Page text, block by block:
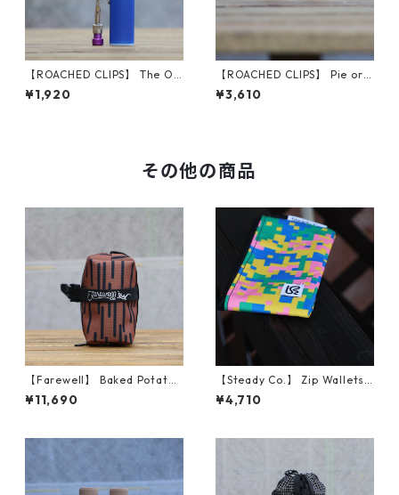
【ROACHED CLIPS】 The O.
G. (Purple)
¥1,920
【ROACHED CLIPS】 Pie or
Die Caps
¥3,610
その他の商品
【Farewell】 Baked Potato™
（Brawn Rain Camo）
¥11,690
【Steady Co.】 Zip Wallets
(Fetti Camo, Green)
¥4,710